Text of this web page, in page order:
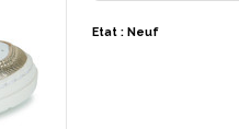
Etat : Neuf